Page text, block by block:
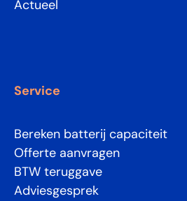
Actueel
Service
Bereken batterij capaciteit
Offerte aanvragen
BTW teruggave
Adviesgesprek